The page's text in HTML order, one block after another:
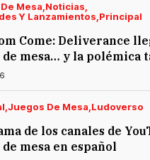
Mesa Noticias
Y Lanzamientos Principal
Come: Deliverance
de mesa… y la polémica
Juegos De Mesa Ludoverso
de los canales de
mesa en español